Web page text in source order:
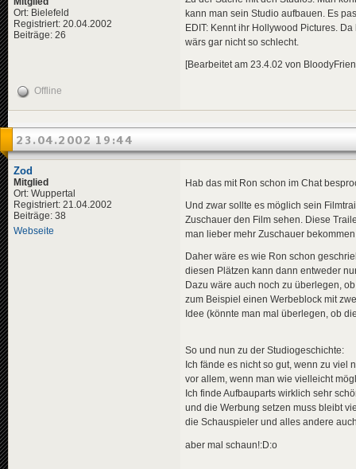
Ort: Bielefeld
Registriert: 20.04.2002
Beiträge: 26
kann man sein Studio aufbauen. Es
EDIT: Kennt ihr Hollywood Pictures.
wärs gar nicht so schlecht.
[Bearbeitet am 23.4.02 von
Offline
23.04.2002 19:44
Zod
Mitglied
Ort: Wuppertal
Registriert: 21.04.2002
Beiträge: 38
Webseite
Hab das mit Ron schon im Chat
Und zwar sollte es möglich sein
Zuschauer den Film sehen. Diese
man lieber mehr Zuschauer
Daher wäre es wie Ron schon
diesen Plätzen kann dann entweder
Dazu wäre auch noch zu überlegen,
zum Beispiel einen Werbeblock mit
Idee (könnte man mal überlegen, ob
So und nun zu der Studiogeschichte:
Ich fände es nicht so gut, wenn zu viel
vor allem, wenn man wie vielleicht
Ich finde Aufbauparts wirklich sehr
und die Werbung setzen muss bleibt
die Schauspieler und alles andere
aber mal schaun!:D:o